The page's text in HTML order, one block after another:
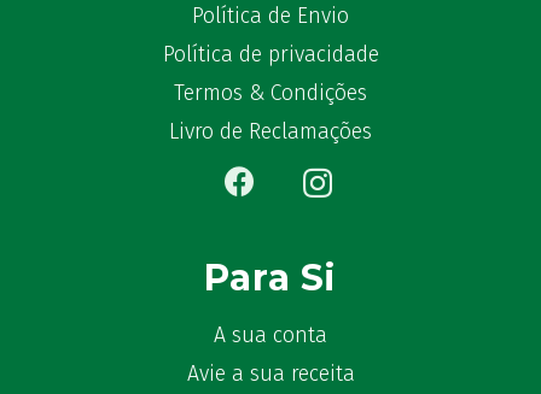
Política de Envio
Política de privacidade
Termos & Condições
Livro de Reclamações
Para Si
A sua conta
Avie a sua receita